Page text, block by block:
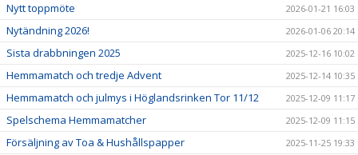
Nytt toppmöte 2026-01-21 16:03
Nytändning 2026! 2026-01-06 20:14
Sista drabbningen 2025 2025-12-16 10:02
Hemmamatch och tredje Advent 2025-12-14 10:35
Hemmamatch och julmys i Höglandsrinken Tor 11/12 2025-12-09 11:17
Spelschema Hemmamatcher 2025-12-09 11:15
Försäljning av Toa & Hushållspapper 2025-11-25 19:33